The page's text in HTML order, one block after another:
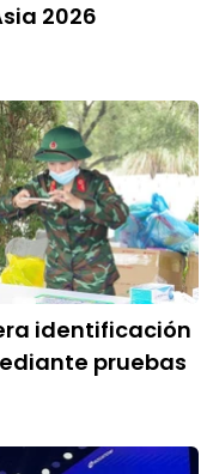
2026
identificación
pruebas